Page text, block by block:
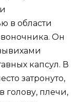
в области
Он
капсул. В
затронуто,
голову, плечи,